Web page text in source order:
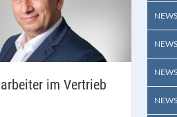
im Vertrieb